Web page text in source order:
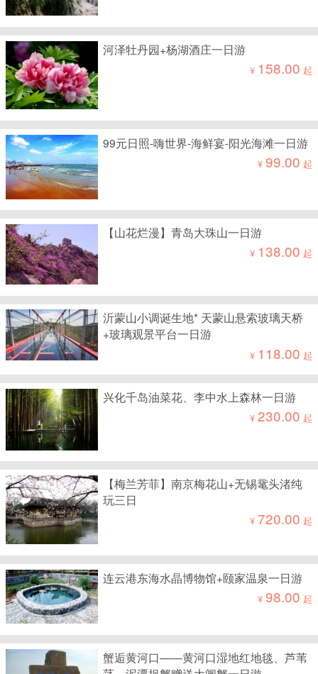
河泽牡丹园+杨湖酒庄一日游
¥ 158.00 起
99元日照-嗨世界-海鲜宴-阳光海滩一日游
¥99.00 起
【山花烂漫】青岛大珠山一日游
¥ 138.00 起
沂蒙山小调诞生地* 天蒙山悬索玻璃天桥
+玻璃观景平台一日游
¥ 118.00 起
兴化千岛油菜花、李中水上森林一日游
¥230.00 起
【梅兰芳菲】南京梅花山+无锡鼋头渚纯
玩三日
¥ 720.00 起
连云港东海水晶博物馆+颐家温泉一日游
¥98.00 起
蟹逅黄河口——黄河口湿地红地毯、芦苇